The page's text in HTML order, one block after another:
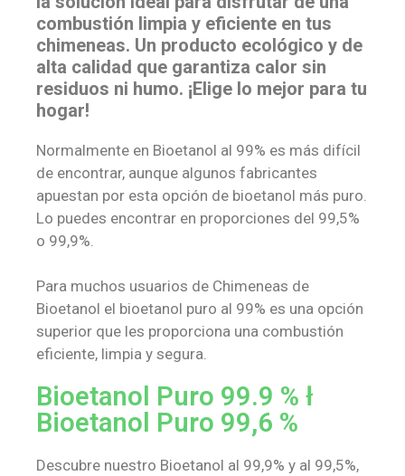
combustión limpia y eficiente en tus
chimeneas. Un producto ecológico y de
alta calidad que garantiza calor sin
residuos ni humo. ¡Elige lo mejor para tu
hogar!
Normalmente en Bioetanol al 99% es más difícil
de encontrar, aunque algunos fabricantes
apuestan por esta opción de bioetanol más puro.
Lo puedes encontrar en proporciones del 99,5%
o 99,9%.
Para muchos usuarios de Chimeneas de
Bioetanol el bioetanol puro al 99% es una opción
superior que les proporciona una combustión
eficiente, limpia y segura.
Bioetanol Puro 99.9 % ł
Bioetanol Puro 99,6 %
Descubre nuestro Bioetanol al 99,9% y al 99,5%,